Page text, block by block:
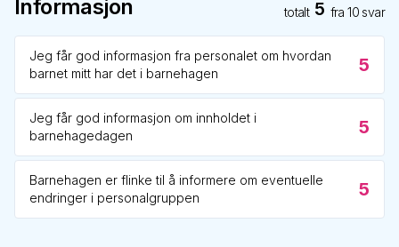
Informasjon totalt 5 fra10 svar
Jeg får god informasjon fra personalet om hvordan
barnet mitt har det i barnehagen
5
Jeg får god informasjon om innholdet i
barnehagedagen
5
Barnehagen er flinke til å informere om eventuelle
endringer i personalgruppen
5